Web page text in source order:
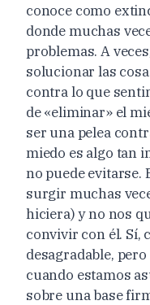
conoce como
donde muchas
problemas. A
solucionar las
contra lo que
de «eliminar» el
ser una pelea
miedo es algo tan
no puede evitarse.
surgir muchas
hiciera) y no nos
convivir con él. Sí,
desagradable,
cuando estamos
sobre una base